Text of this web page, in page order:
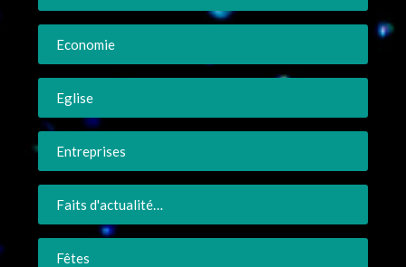
Economie
Eglise
Entreprises
Faits d'actualité…
Fêtes